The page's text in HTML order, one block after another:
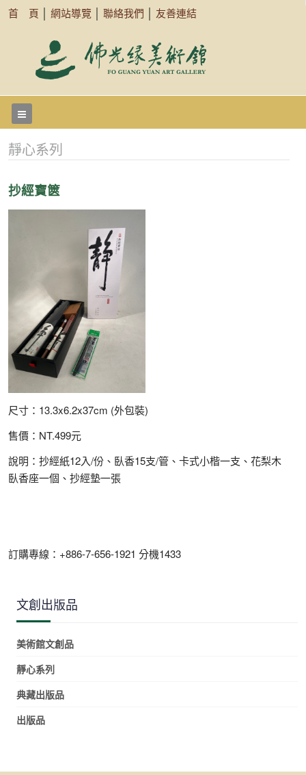
首 頁 網站導覽 聯絡我們 友善連結
靜心系列
抄經寶篋
尺寸：13.3x6.2x37cm (外包裝)
售價：NT.499元
說明：抄經紙12入/份、臥香15支/管、卡式小楷一支、花梨木
臥香座一個、抄經墊一張
訂購專線：+886-7-656-1921 分機1433
文創出版品
美術館文創品
靜心系列
典藏出版品
出版品